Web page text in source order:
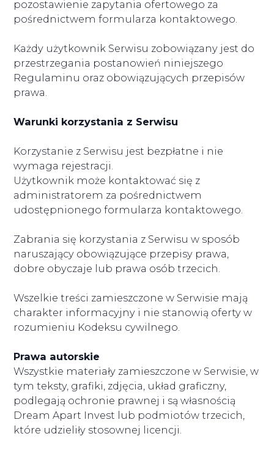
pozostawienie zapytania ofertowego za
pośrednictwem formularza kontaktowego.
Każdy użytkownik Serwisu zobowiązany jest do
przestrzegania postanowień niniejszego
Regulaminu oraz obowiązujących przepisów
prawa.
Warunki korzystania z Serwisu
Korzystanie z Serwisu jest bezpłatne i nie
wymaga rejestracji.
Użytkownik może kontaktować się z
administratorem za pośrednictwem
udostępnionego formularza kontaktowego.
Zabrania się korzystania z Serwisu w sposób
naruszający obowiązujące przepisy prawa,
dobre obyczaje lub prawa osób trzecich.
Wszelkie treści zamieszczone w Serwisie mają
charakter informacyjny i nie stanowią oferty w
rozumieniu Kodeksu cywilnego.
Prawa autorskie
Wszystkie materiały zamieszczone w Serwisie, w
tym teksty, grafiki, zdjęcia, układ graficzny,
podlegają ochronie prawnej i są własnością
Dream Apart Invest lub podmiotów trzecich,
które udzieliły stosownej licencji.